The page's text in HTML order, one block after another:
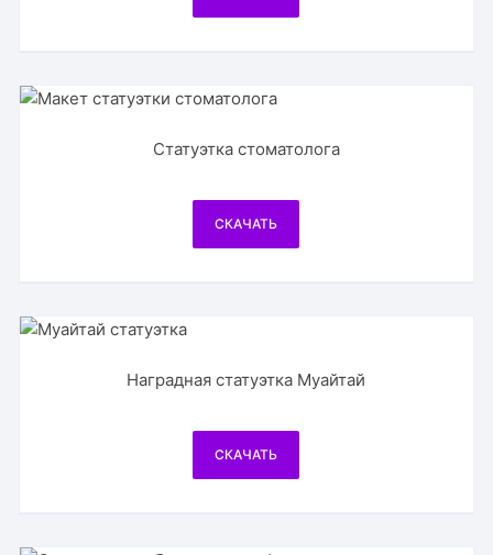
Статуэтка стоматолога
СКАЧАТЬ
Наградная статуэтка Муайтай
СКАЧАТЬ